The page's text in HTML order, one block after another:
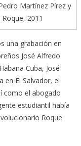
Martínez Pírez y
2011
una grabación en
José Alfredo
Cuba, José
en El Salvador, el
como el abogado
estudiantil había
Roque